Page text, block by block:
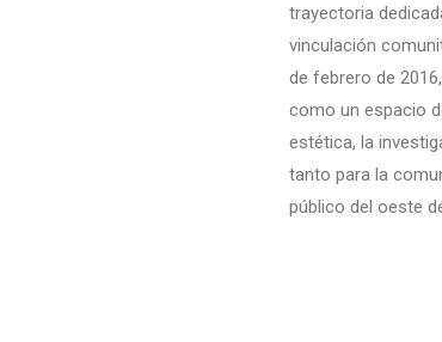
trayectoria
vinculación
de febrero de
como un espacio
estética, la
tanto para la
público del oeste